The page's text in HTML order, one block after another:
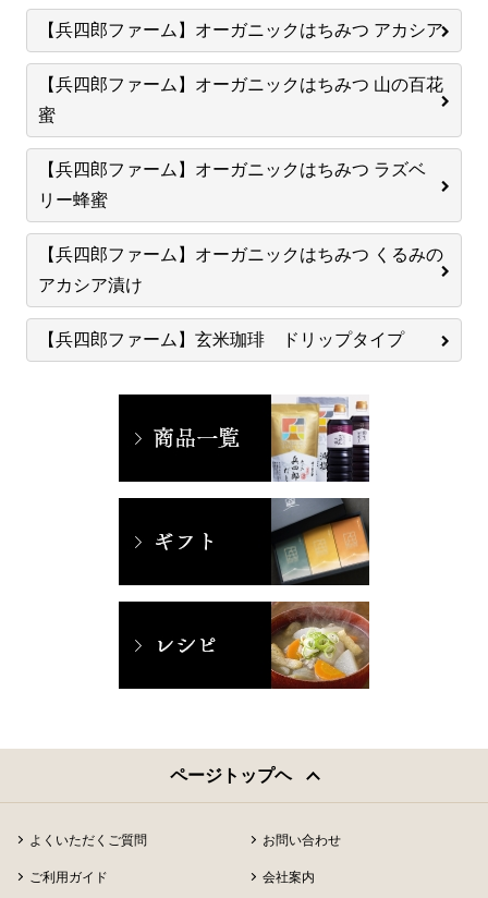
【兵四郎ファーム】オーガニックはちみつ アカシア
【兵四郎ファーム】オーガニックはちみつ 山の百花
蜜
【兵四郎ファーム】オーガニックはちみつ ラズベ
リー蜂蜜
【兵四郎ファーム】オーガニックはちみつ くるみの
アカシア漬け
【兵四郎ファーム】玄米珈琲 ドリップタイプ
ページトップヘ
よくいただくご質問 お問い合わせ
ご利用ガイド 会社案内